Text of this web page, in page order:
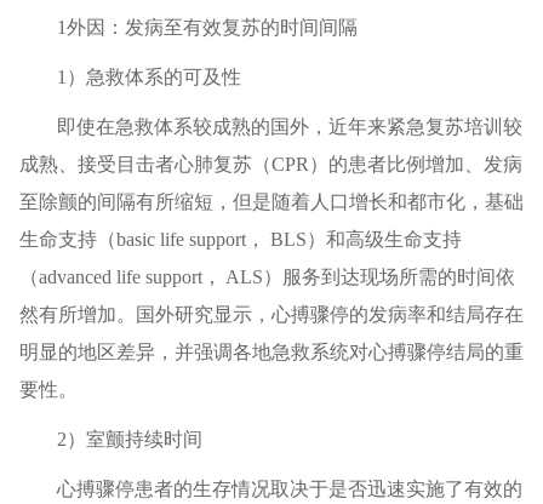
1外因：发病至有效复苏的时间间隔
1）急救体系的可及性
即使在急救体系较成熟的国外，近年来紧急复苏培训较
成熟、接受目击者心肺复苏（CPR）的患者比例增加、发病
至除颤的间隔有所缩短，但是随着人口增长和都市化，基础
生命支持（basic life support， BLS）和高级生命支持
（advanced life support， ALS）服务到达现场所需的时间依
然有所增加。国外研究显示，心搏骤停的发病率和结局存在
明显的地区差异，并强调各地急救系统对心搏骤停结局的重
要性。
2）室颤持续时间
心搏骤停患者的生存情况取决于是否迅速实施了有效的